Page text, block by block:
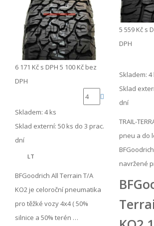
6 171 Kč s DPH 5 100 Kč bez
DPH
Skladem: 4 ks
Sklad externí: 50 ks do 3 prac.
dní
LT
BFGoodrich All Terrain T/A
KO2 je celoroční pneumatika
pro těžké vozy 4x4 ( 50%
silnice a 50% terén …
5 559 Kč s
DPH
Skladem: 4
Sklad
dní
TRAIL-
pneu a do
navržené